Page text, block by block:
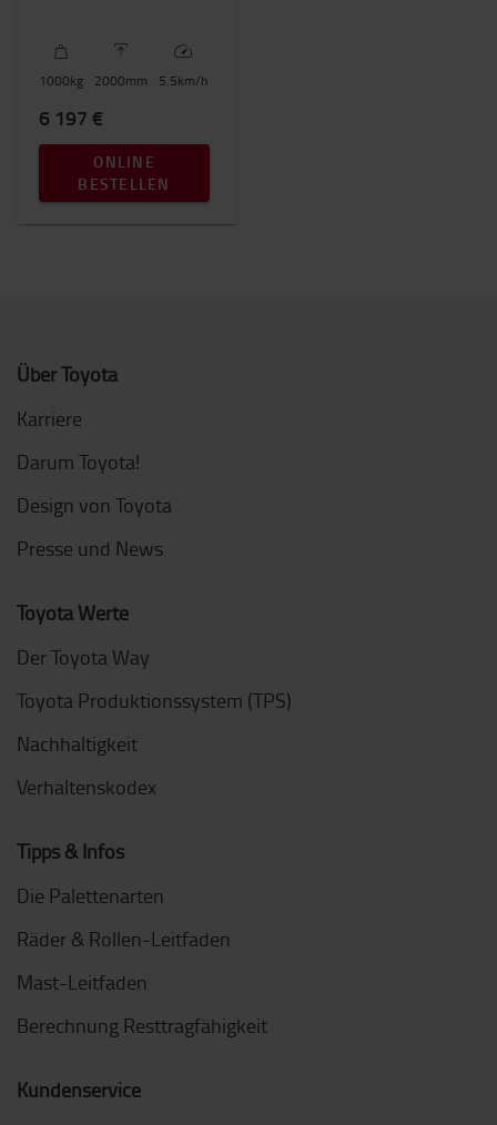
1000kg 2000mm 5.5km/h
6 197 €
ONLINE
BESTELLEN
Über Toyota
Karriere
Darum Toyota!
Design von Toyota
Presse und News
Toyota Werte
Der Toyota Way
Toyota Produktionssystem (TPS)
Nachhaltigkeit
Verhaltenskodex
Tipps & Infos
Die Palettenarten
Räder & Rollen-Leitfaden
Mast-Leitfaden
Berechnung Resttragfähigkeit
Kundenservice